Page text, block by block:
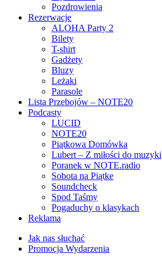
Pozdrowienia
Rezerwacje
ALOHA Party 2
Bilety
T-shirt
Gadżety
Bluzy
Leżaki
Parasole
Lista Przebojów – NOTE20
Podcasty
LUCID
NOTE20
Piątkowa Domówka
Lubert – Z miłości do muzyki
Poranek w NOTE.radio
Sobota na Piątke
Soundcheck
Spod Taśmy
Pogaduchy o klasykach
Reklama
Jak nas słuchać
Promocja Wydarzenia